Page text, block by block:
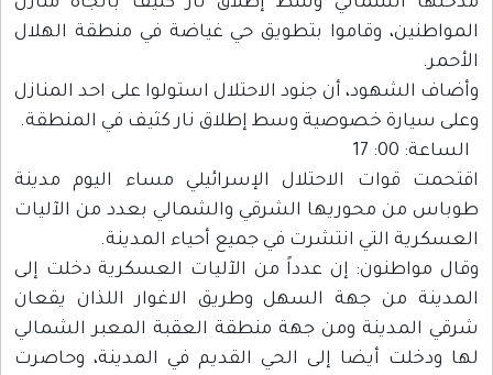
المواطنين، وقاموا بتطويق حي غياضة في منطقة الهلال
الأحمر.
وأضاف الشهود، أن جنود الاحتلال استولوا على احد المنازل
وعلى سيارة خصوصية وسط إطلاق نار كثيف في المنطقة.
الساعة: 00: 17
اقتحمت قوات الاحتلال الإسرائيلي مساء اليوم مدينة
طوباس من محوريها الشرقي والشمالي بعدد من الآليات
العسكرية التي انتشرت في جميع أحياء المدينة.
وقال مواطنون: إن عدداً من الآليات العسكرية دخلت إلى
المدينة من جهة السهل وطريق الاغوار اللذان يقعان
شرقي المدينة ومن جهة منطقة العقبة المعبر الشمالي
لها ودخلت أيضا إلى الحي القديم في المدينة، وحاصرت